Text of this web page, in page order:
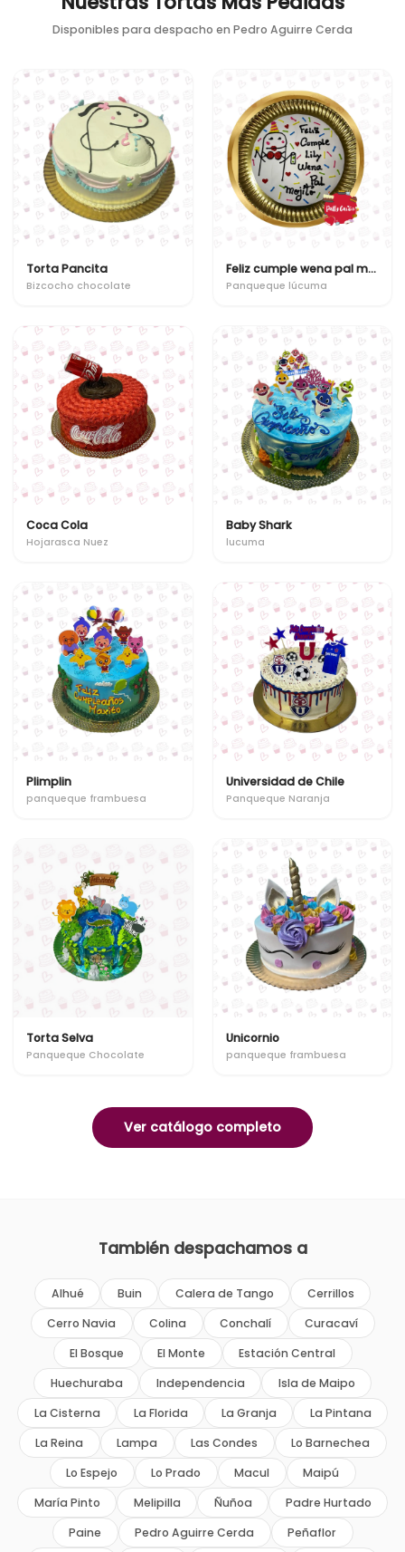
Disponibles para despacho en Pedro Aguirre Cerda
Torta Pancita
Bizcocho chocolate
Feliz cumple wena pal mojito
Panqueque lúcuma
Coca Cola
Hojarasca Nuez
Baby Shark
lucuma
Plimplin
panqueque frambuesa
Universidad de Chile
Panqueque Naranja
Torta Selva
Panqueque Chocolate
Unicornio
panqueque frambuesa
Ver catálogo completo
También despachamos a
Alhué Buin Calera de Tango
Cerrillos
Cerro Navia
Colina Conchalí
Curacaví
El Bosque
El Monte
Estación Central
Huechuraba
Independencia
Isla de Maipo
La Cisterna
La Florida La Granja
La Pintana
La Reina
Lampa Las Condes
Lo Barnechea
Lo Espejo
Lo Prado Macul
Maipú
María Pinto
Melipilla Ñuñoa
Padre Hurtado
Paine
Pedro Aguirre Cerda Peñaflor